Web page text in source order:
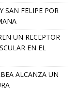
SAN FELIPE POR
UN RECEPTOR
EN EL
ALCANZA UN